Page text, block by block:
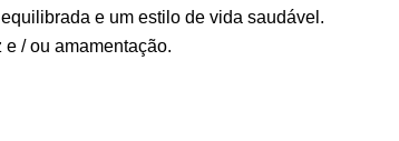
e um estilo de vida saudável.
/ ou amamentação.